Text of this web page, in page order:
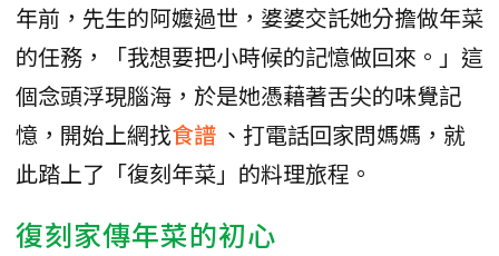
年前，先生的阿嬤過世，婆婆交託她分擔做年菜
的任務，「我想要把小時候的記憶做回來。」這
個念頭浮現腦海，於是她憑藉著舌尖的味覺記
憶，開始上網找食譜 、打電話回家問媽媽，就
此踏上了「復刻年菜」的料理旅程。
復刻家傳年菜的初心